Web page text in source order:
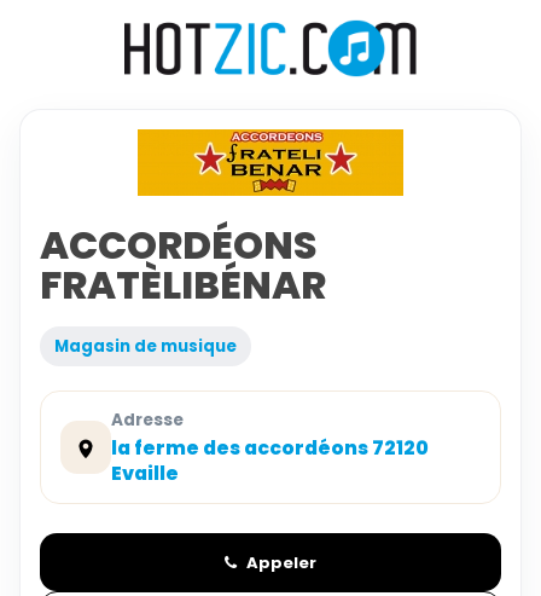
ACCORDÉONS
FRATÈLIBÉNAR
Magasin de musique
Adresse
la ferme des accordéons 72120
Evaille
Appeler